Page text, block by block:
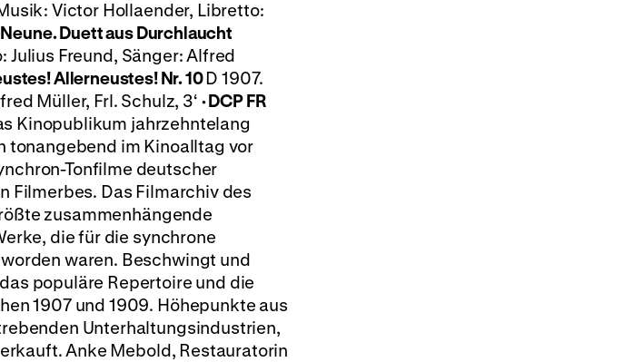
Victor Hollaender, Libretto:
Duett aus Durchlaucht
Julius Freund, Sänger: Alfred
Allerneustes! Nr. 10D 1907.
Müller, Frl. Schulz, 3‘ ·DCP FR
Kinopublikum jahrzehntelang
tonangebend im Kinoalltag vor
Tonfilme deutscher
Filmerbes. Das Filmarchiv des
zusammenhängende
die für die synchrone
waren. Beschwingt und
populäre Repertoire und die
1907 und 1909. Höhepunkte aus
Unterhaltungsindustrien,
Anke Mebold, Restauratorin